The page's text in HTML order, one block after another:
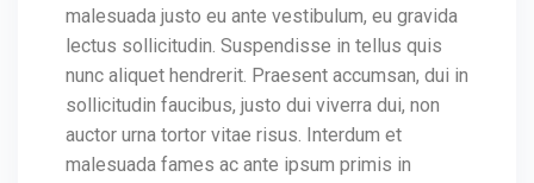
malesuada justo eu ante vestibulum, eu gravida
lectus sollicitudin. Suspendisse in tellus quis
nunc aliquet hendrerit. Praesent accumsan, dui in
sollicitudin faucibus, justo dui viverra dui, non
auctor urna tortor vitae risus. Interdum et
malesuada fames ac ante ipsum primis in